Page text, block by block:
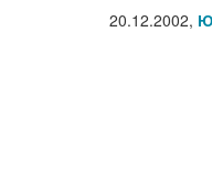
20.12.2002,